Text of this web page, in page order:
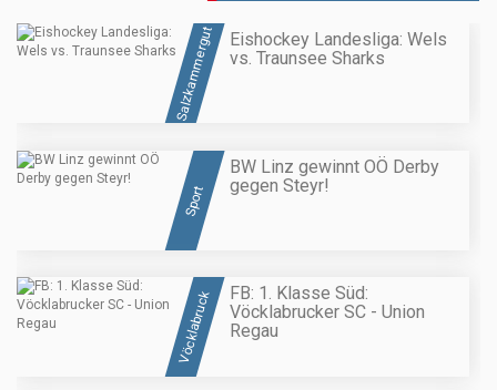
Salzkammergut
Eishockey Landesliga: Wels
vs. Traunsee Sharks
Sport
BW Linz gewinnt OÖ Derby
gegen Steyr!
Vöcklabruck
FB: 1. Klasse Süd:
Vöcklabrucker SC - Union
Regau